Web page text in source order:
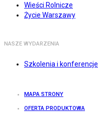
Wieści Rolnicze
Życie Warszawy
NASZE WYDARZENIA
Szkolenia i konferencje
MAPA STRONY
OFERTA PRODUKTOWA